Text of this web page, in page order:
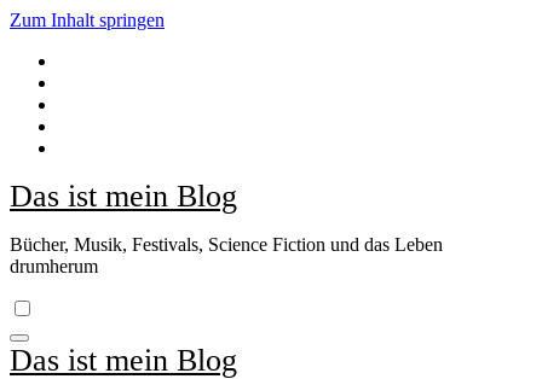
Zum Inhalt springen
Das ist mein Blog
Bücher, Musik, Festivals, Science Fiction und das Leben
drumherum
Das ist mein Blog